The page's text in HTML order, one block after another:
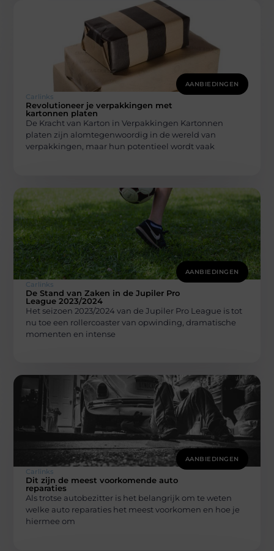
AANBIEDINGEN
Carlinks
Revolutioneer je verpakkingen met
kartonnen platen
De Kracht van Karton in Verpakkingen Kartonnen
platen zijn alomtegenwoordig in de wereld van
verpakkingen, maar hun potentieel wordt vaak
AANBIEDINGEN
Carlinks
De Stand van Zaken in de Jupiler Pro
League 2023/2024
Het seizoen 2023/2024 van de Jupiler Pro League is tot
nu toe een rollercoaster van opwinding, dramatische
momenten en intense
AANBIEDINGEN
Carlinks
Dit zijn de meest voorkomende auto
reparaties
Als trotse autobezitter is het belangrijk om te weten
welke auto reparaties het meest voorkomen en hoe je
hiermee om